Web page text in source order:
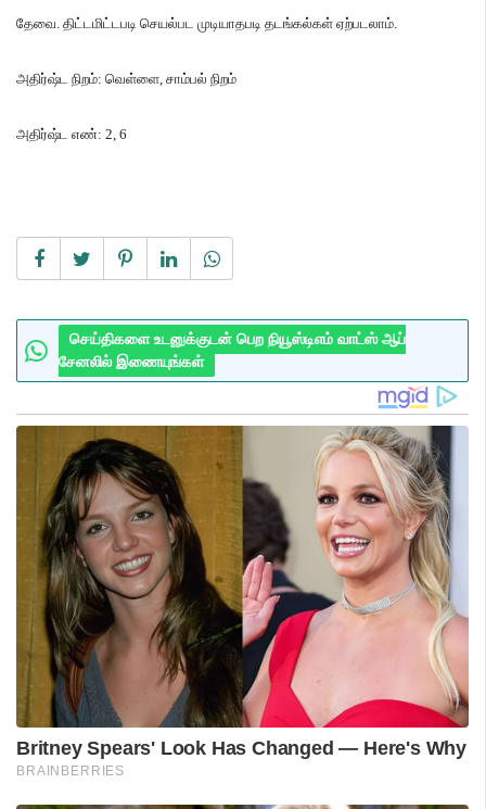
தேவை. திட்டமிட்டபடி செயல்பட முடியாதபடி தடங்கல்கள் ஏற்படலாம்.
அதிர்ஷ்ட நிறம்: வெள்ளை, சாம்பல் நிறம்
அதிர்ஷ்ட எண்: 2, 6
செய்திகளை உடனுக்குடன் பெற நியூஸ்டிஎம் வாட்ஸ் ஆப்
சேனலில் இணையுங்கள்